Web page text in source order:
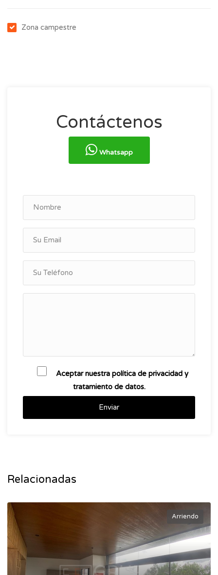
Zona campestre
Contáctenos
Whatsapp
Aceptar nuestra política de privacidad y
tratamiento de datos.
Enviar
Relacionadas
Arriendo